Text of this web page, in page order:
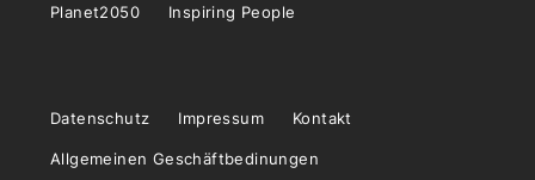
Planet2050 Inspiring People
Datenschutz Impressum Kontakt
Allgemeinen Geschäftbedinungen